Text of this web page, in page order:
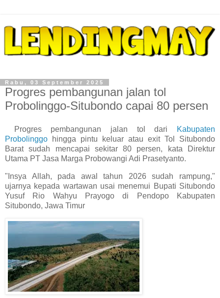
Rabu, 03 September 2025
Progres pembangunan jalan tol
Probolinggo-Situbondo capai 80 persen
Progres pembangunan jalan tol dari
Kabupaten
Probolinggo
hingga pintu keluar atau exit Tol Situbondo
Barat sudah mencapai sekitar 80 persen, kata Direktur
Utama PT Jasa Marga Probowangi Adi Prasetyanto.
"Insya Allah, pada awal tahun 2026 sudah rampung,"
ujarnya kepada wartawan usai menemui Bupati Situbondo
Yusuf Rio Wahyu Prayogo di Pendopo Kabupaten
Situbondo, Jawa Timur